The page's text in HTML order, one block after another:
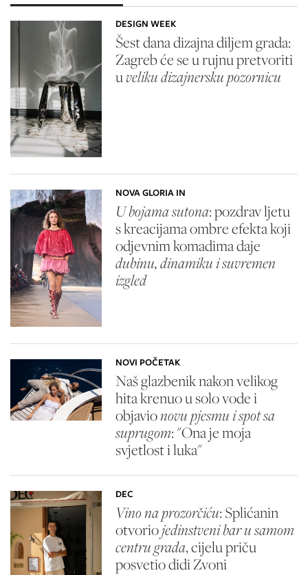
DESIGN WEEK
Šest dana dizajna diljem grada:
Zagreb će se u rujnu pretvoriti
uveliku dizajnersku pozornicu
NOVA GLORIA IN
U bojama sutona: pozdrav ljetu
s kreacijama ombre efekta koji
odjevnim komadima daje
dubinu, dinamiku i suvremen
izgled
NOVI POČETAK
Naš glazbenik nakon velikog
hita krenuo u solo vode i
objavionovu pjesmu i spot sa
suprugom: "Ona je moja
svjetlost i luka"
DEC
Vino na prozorčiću: Splićanin
otvoriojedinstveni bar u samom
centru grada, cijelu priču
posvetio didi Zvoni